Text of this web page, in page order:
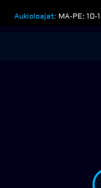
sisältöön
Aukioloajat: MA-PE: 10-